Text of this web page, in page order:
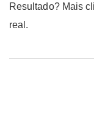
Resultado? Mais
real.